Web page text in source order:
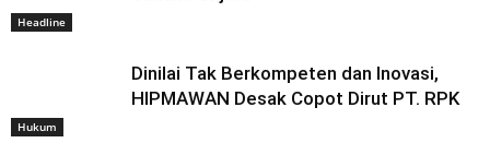
Headline
Hukum
Dinilai Tak Berkompeten dan Inovasi,
HIPMAWAN Desak Copot Dirut PT. RPK